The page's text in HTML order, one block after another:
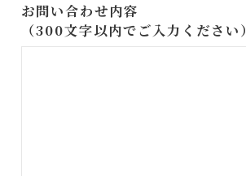
お問い合わせ内容
（300文字以内でご入力ください）